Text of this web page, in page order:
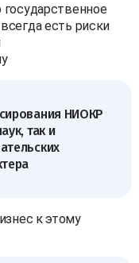
есть риски
НИОКР
так и
к этому